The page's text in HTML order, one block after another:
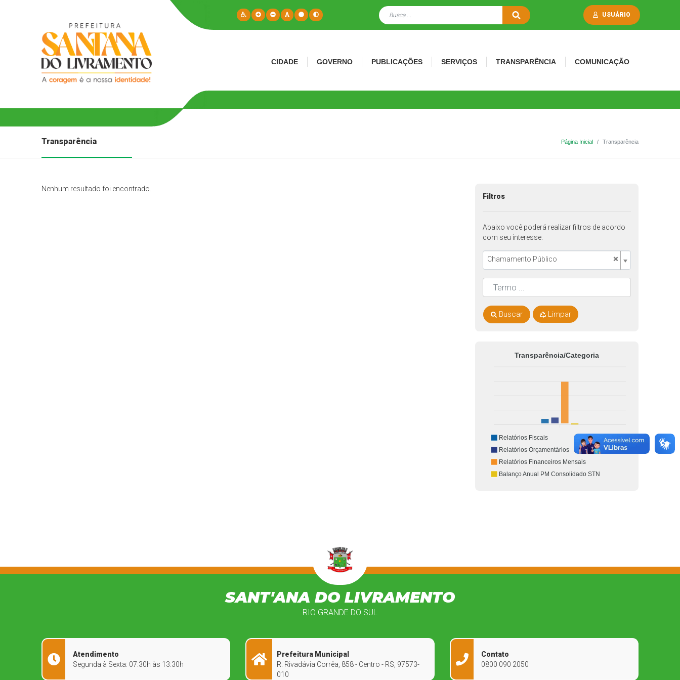
USUÁRIO
CIDADE GOVERNO PUBLICAÇÕES SERVIÇOS TRANSPARÊNCIA COMUNICAÇÃO
Transparência Página Inicial Transparência
Nenhum resultado foi encontrado.
Filtros
Abaixo você poderá realizar filtros de acordo
com seu interesse.
×
Chamamento Público
Buscar Limpar
Transparência/Categoria
Relatórios Fiscais
Relatórios Orçamentários
Relatórios Financeiros Mensais
Balanço Anual PM Consolidado STN
SANT'ANA DO LIVRAMENTO
RIO GRANDE DO SUL
Atendimento
Segunda à Sexta: 07:30h às 13:30h
Prefeitura Municipal
R. Rivadávia Corrêa, 858 - Centro - RS, 97573-
010
Contato
0800 090 2050